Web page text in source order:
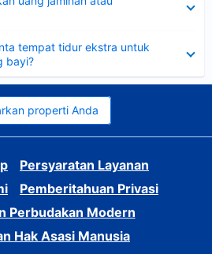
tempat tidur ekstra untuk
bayi?
properti Anda
Persyaratan Layanan
Pemberitahuan Privasi
Perbudakan Modern
Hak Asasi Manusia